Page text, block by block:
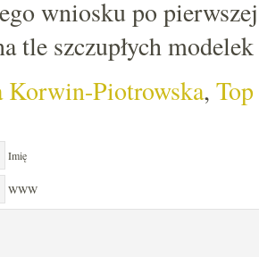
wniosku po
tle szczupłych
Korwin-Piotrowska,
Imię
WWW